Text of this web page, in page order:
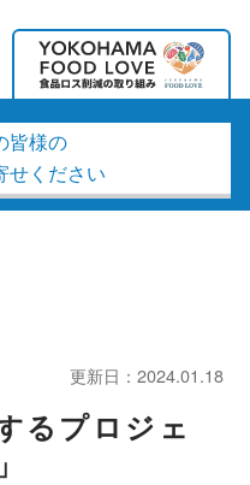
皆様の
せください
更新日：2024.01.18
るプロジェ